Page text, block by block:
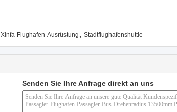
Xinfa-Flughafen-Ausrüstung , Stadtflughafenshuttle
Senden Sie Ihre Anfrage direkt an uns